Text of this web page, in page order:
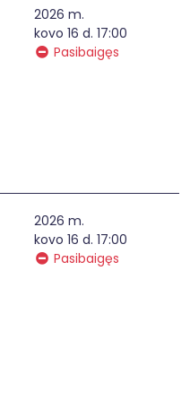
2026 m.
kovo 16 d. 17:00
Pasibaigęs
2026 m.
kovo 16 d. 17:00
Pasibaigęs